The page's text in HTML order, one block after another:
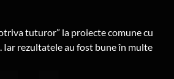
tuturor” la proiecte comune cu
Iar rezultatele au fost bune în multe